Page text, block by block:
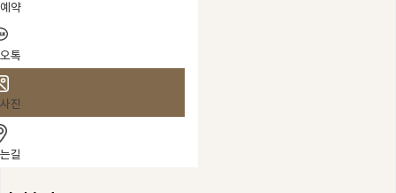
형
술
약
톡
진
길
병원 둘러보기